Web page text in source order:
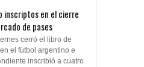
inscriptos en el cierre
de pases
cerró el libro de
el fútbol argentino e
inscribió a cuatro